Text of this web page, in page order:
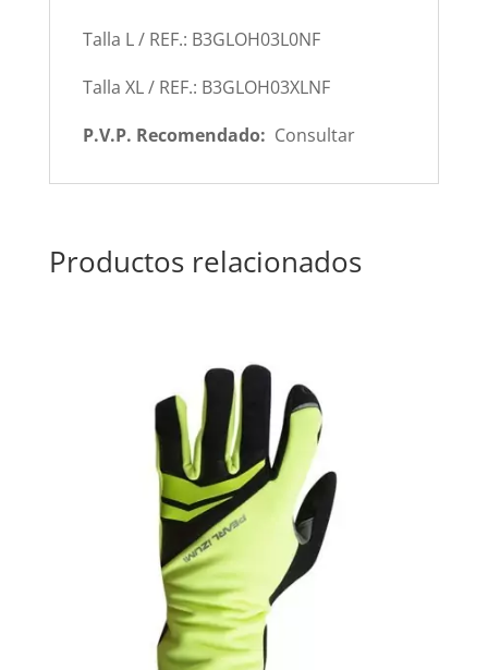
Talla L / REF.: B3GLOH03L0NF
Talla XL / REF.: B3GLOH03XLNF
P.V.P. Recomendado: Consultar
Productos relacionados